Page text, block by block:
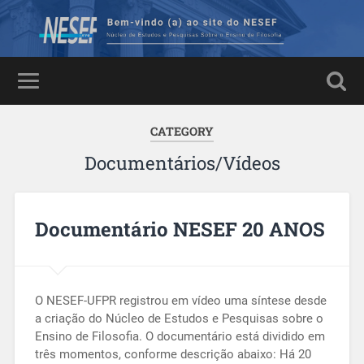
CATEGORY
Documentários/Vídeos
Documentário NESEF 20 ANOS
O NESEF-UFPR registrou em vídeo uma síntese desde
a criação do Núcleo de Estudos e Pesquisas sobre o
Ensino de Filosofia. O documentário está dividido em
três momentos, conforme descrição abaixo: Há 20